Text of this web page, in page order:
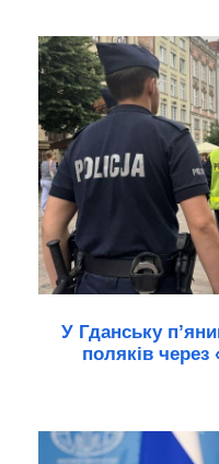
У Гданську
поляків через